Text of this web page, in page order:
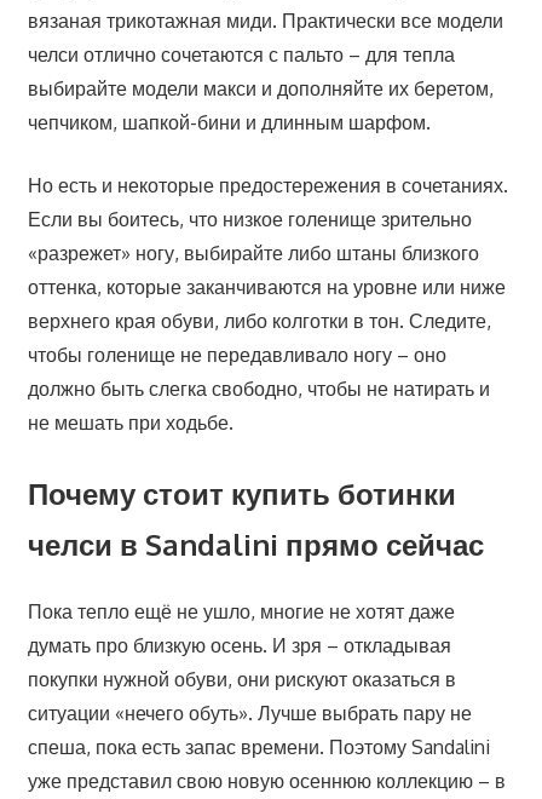
вязаная трикотажная миди. Практически все модели
челси отлично сочетаются с пальто – для тепла
выбирайте модели макси и дополняйте их беретом,
чепчиком, шапкой-бини и длинным шарфом.
Но есть и некоторые предостережения в сочетаниях.
Если вы боитесь, что низкое голенище зрительно
«разрежет» ногу, выбирайте либо штаны близкого
оттенка, которые заканчиваются на уровне или ниже
верхнего края обуви, либо колготки в тон. Следите,
чтобы голенище не передавливало ногу – оно
должно быть слегка свободно, чтобы не натирать и
не мешать при ходьбе.
Почему стоит купить ботинки
челси в Sandalini прямо сейчас
Пока тепло ещё не ушло, многие не хотят даже
думать про близкую осень. И зря – откладывая
покупки нужной обуви, они рискуют оказаться в
ситуации «нечего обуть». Лучше выбрать пару не
спеша, пока есть запас времени. Поэтому Sandalini
уже представил свою новую осеннюю коллекцию – в